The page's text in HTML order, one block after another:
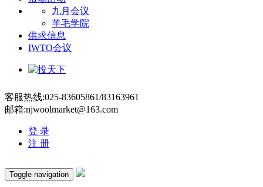
九月会议
羊毛学院
供求信息
IWTO会议
客服热线:025-83605861/83163961
邮箱:njwoolmarket@163.com
登 录
注 册
Toggle navigation